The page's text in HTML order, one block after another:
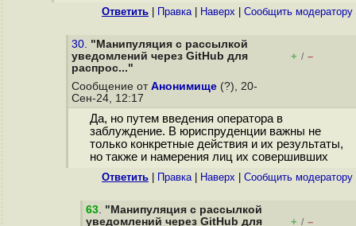
Ответить Правка| Наверх Cообщить модератору
30. "Манипуляция с рассылкой
уведомлений через GitHub для
распрос..."
+ / –
Сообщение от Анонимище (?), 20-
Сен-24, 12:17
Да, но путем введения оператора в
заблуждение. В юриспруденции важны не
только конкретные действия и их результаты,
но также и намерения лиц их совершивших
Ответить Правка| Наверх Cообщить модератору
63. "Манипуляция с рассылкой
уведомлений через GitHub для
+ / –